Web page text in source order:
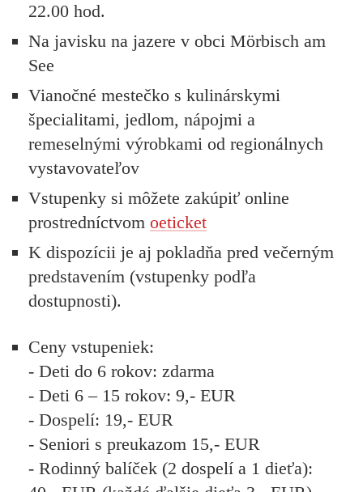
22.00 hod.
Na javisku na jazere v obci Mörbisch am
See
Vianočné mestečko s kulinárskymi
špecialitami, jedlom, nápojmi a
remeselnými výrobkami od regionálnych
vystavovateľov
Vstupenky si môžete zakúpiť online
prostredníctvom oeticket
K dispozícii je aj pokladňa pred večerným
predstavením (vstupenky podľa
dostupnosti).
Ceny vstupeniek:
- Deti do 6 rokov: zdarma
- Deti 6 – 15 rokov: 9,- EUR
- Dospelí: 19,- EUR
- Seniori s preukazom 15,- EUR
- Rodinný balíček (2 dospelí a 1 dieťa):